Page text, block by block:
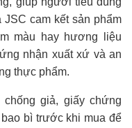
cam kết sản phẩm
màu hay hương liệu
nhận xuất xứ và an
thực phẩm.
giả, giấy chứng
bì trước khi mua để